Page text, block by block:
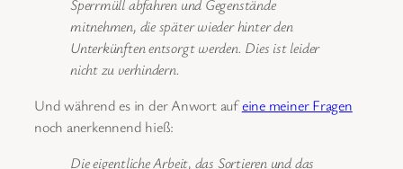
Sperrmüll abfahren und Gegenstände
mitnehmen, die später wieder hinter den
Unterkünften entsorgt werden. Dies ist leider
nicht zu verhindern.
Und während es in der Anwort aufeine meiner Fragen
noch anerkennend hieß:
Die eigentliche Arbeit, das Sortieren und das